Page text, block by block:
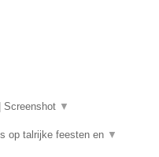
Screenshot ▼
op talrijke feesten en ▼